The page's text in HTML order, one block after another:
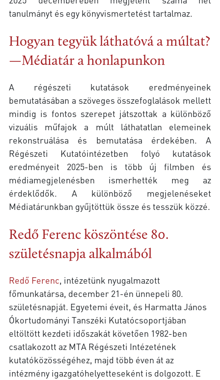
tanulmányt és egy könyvismertetést tartalmaz.
Hogyan tegyük láthatóvá a múltat?
—Médiatár a honlapunkon
A régészeti kutatások eredményeinek
bemutatásában a szöveges összefoglalások mellett
mindig is fontos szerepet játszottak a különböző
vizuális műfajok a múlt láthatatlan elemeinek
rekonstruálása és bemutatása érdekében. A
Régészeti Kutatóintézetben folyó kutatások
eredményeit 2025-ben is több új filmben és
médiamegjelenésben ismerhették meg az
érdeklődők. A különböző megjelenéseket
Médiatárunkban gyűjtöttük össze és tesszük közzé.
Redő Ferenc köszöntése 80.
születésnapja alkalmából
Redő Ferenc, intézetünk nyugalmazott
főmunkatársa, december 21-én ünnepeli 80.
születésnapját. Egyetemi éveit, és Harmatta János
Ókortudományi Tanszéki Kutatócsoportjában
eltöltött kezdeti időszakát követően 1982-ben
csatlakozott az MTA Régészeti Intézetének
kutatóközösségéhez, majd több éven át az
intézmény igazgatóhelyetteseként is dolgozott. E